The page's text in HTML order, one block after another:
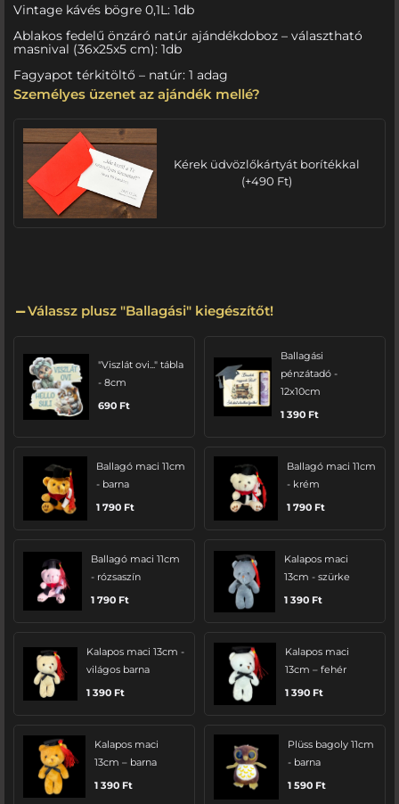
Vintage kávés bögre 0,1L: 1db
Ablakos fedelű önzáró natúr ajándékdoboz – választható
masnival (36x25x5 cm): 1db
Fagyapot térkitöltő – natúr: 1 adag
Személyes üzenet az ajándék mellé?
Kérek üdvözlőkártyát borítékkal
(+490 Ft)
Válassz plusz "Ballagási" kiegészítőt!
"Viszlát ovi..." tábla
- 8cm
690 Ft
Ballagási
pénzátadó -
12x10cm
1 390 Ft
Ballagó maci 11cm
- barna
1 790 Ft
Ballagó maci 11cm
- krém
1 790 Ft
Ballagó maci 11cm
- rózsaszín
1 790 Ft
Kalapos maci
13cm - szürke
1 390 Ft
Kalapos maci 13cm -
világos barna
1 390 Ft
Kalapos maci
13cm – fehér
1 390 Ft
Kalapos maci
13cm – barna
1 390 Ft
Plüss bagoly 11cm
- barna
1 590 Ft